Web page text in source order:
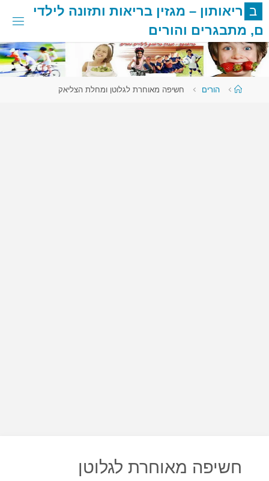
דלגו
לתוכן
ב ריאותון – מגזין בריאות ותזונה לילדי
ם, מתבגרים והורים
עמודהורים חשיפה מאוחרת לגלוטן ומחלת הצליאק
חשיפה מאוחרת לגלוטן